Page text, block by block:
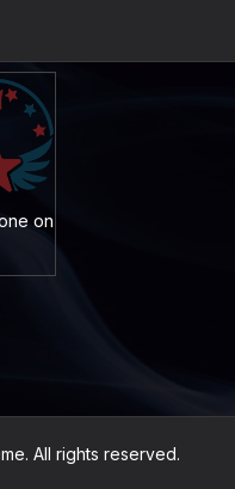
on
All rights reserved.